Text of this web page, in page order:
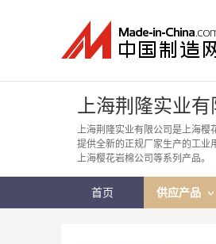
上海荆隆实业有
上海荆隆实业有限公司是上海樱
提供全新的正规厂家生产的工业
上海樱花岩棉公司等系列产品。
首页 供应产品